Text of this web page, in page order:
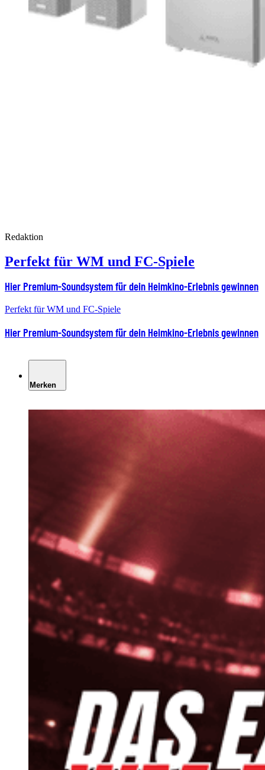
Redaktion
Perfekt für WM und FC-Spiele
Hier Premium-Soundsystem für dein Heimkino-Erlebnis gewinnen
Perfekt für WM und FC-Spiele
Hier Premium-Soundsystem für dein Heimkino-Erlebnis gewinnen
Merken